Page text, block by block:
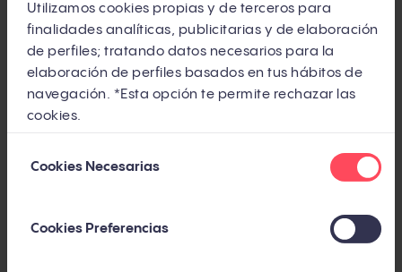
Utilizamos cookies propias y de terceros para
finalidades analíticas, publicitarias y de elaboración
de perfiles; tratando datos necesarios para la
elaboración de perfiles basados en tus hábitos de
navegación. *Esta opción te permite rechazar las
cookies.
deCookies Necesarias
Cookies Preferencias
¡Tenlas presentes!
1. Cada clic a tu web cuesta dinero
Es decir, pagarás por cada vez que alguien haga
ha convertido o no. Es importante buscar el equilibrio